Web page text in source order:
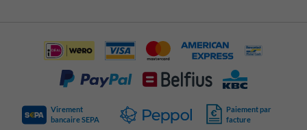
Virement
bancaire SEPA
Paiement par
facture